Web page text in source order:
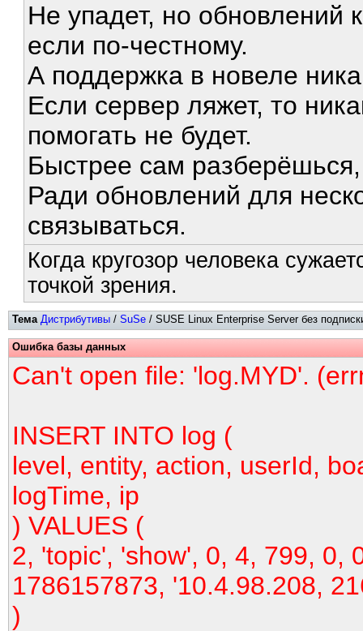
Не упадет, но обновлений
если по-честному.
А поддержка в новеле
Если сервер ляжет, то
помогать не будет.
Быстрее сам
Ради обновлений для
связываться.
Когда кругозор человека
точкой зрения.
Тема Дистрибутивы / SuSe / SUSE Linux Enterprise Server без
Ошибка базы данных
Can't open file: 'log.MYD'.
INSERT INTO log (
level, entity, action, userId,
logTime, ip
) VALUES (
2, 'topic', 'show', 0, 4, 799, 0,
1786157873, '10.4.98.208,
)